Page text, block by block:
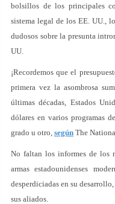
bolsillos de los principales
sistema legal de los EE. UU.,
dudosos sobre la presunta
UU.
¡Recordemos que el
primera vez la asombrosa
últimas décadas, Estados
dólares en varios programas
grado u otro, según The
No faltan los informes de los
armas estadounidenses
desperdiciadas en su
sus aliados.